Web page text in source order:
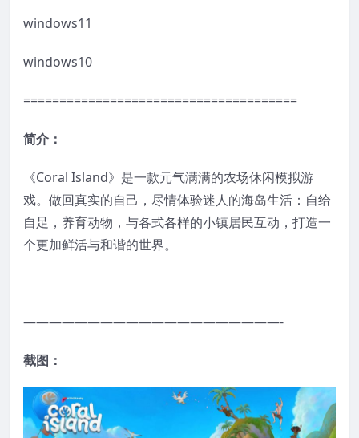
windows11
windows10
======================================
简介：
《Coral Island》是一款元气满满的农场休闲模拟游
戏。做回真实的自己，尽情体验迷人的海岛生活：自给
自足，养育动物，与各式各样的小镇居民互动，打造一
个更加鲜活与和谐的世界。
————————————————————-
截图：